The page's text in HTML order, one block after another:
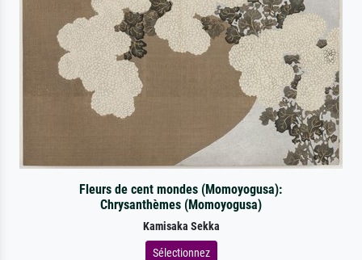
Fleurs de cent mondes (Momoyogusa):
Chrysanthèmes (Momoyogusa)
Kamisaka Sekka
Sélectionnez